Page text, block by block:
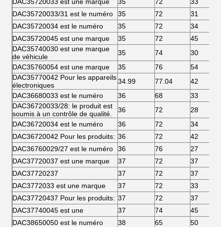
DAC35720033/31 est le numéro
35 72
31
DAC35720034 est le numéro
35 72
34
DAC35720045 est une marque
35 72
45
DAC35740030 est une marque
de véhicule
35 74
30
DAC35760054 est une marque
35 76
54
DAC35770042 Pour les appareils
électroniques
34.99 77.04
42
DAC36680033 est le numéro
36 68
33
DAC36720033/28: le produit est
soumis à un contrôle de qualité.
36 72
28
DAC36720034 est le numéro
36 72
34
DAC36720042 Pour les produits: 36 72
42
DAC36760029/27 est le numéro
36 76
27
DAC37720037 est une marque
37 72
37
DAC37720237
37 72
37
DAC3772033 est une marque
37 72
33
DAC37720437 Pour les produits: 37 72
37
DAC37740045 est une
37 74
45
DAC38650050 est le numéro
38 65
50